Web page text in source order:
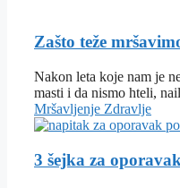
Zašto teže
Nakon leta koje nam je
masti i da nismo hteli,
Mršavljenje Zdravlje
3 šejka za